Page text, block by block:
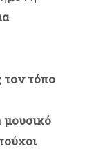
τον τόπο
μουσικό